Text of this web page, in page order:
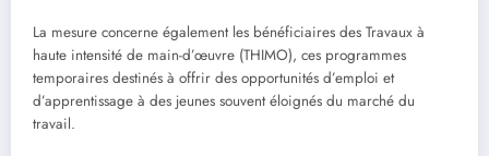
La mesure concerne également les bénéficiaires des Travaux à
haute intensité de main-d’œuvre (THIMO), ces programmes
temporaires destinés à offrir des opportunités d’emploi et
d’apprentissage à des jeunes souvent éloignés du marché du
travail.